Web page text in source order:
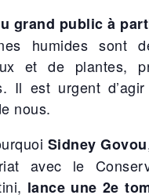
grand public à
humides sont
et de plantes,
Il est urgent
nous.
Sidney Govou
avec le
lance une 2e